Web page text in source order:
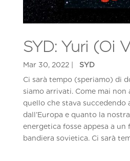
SYD: Yuri (Oi
Ci sarà tempo (speriamo) di
siamo arrivati. Come mai non
quello che stava succedendo
dall’Europa e quanto la
energetica fosse appesa a un
bandiera sovietica. Ci sarà